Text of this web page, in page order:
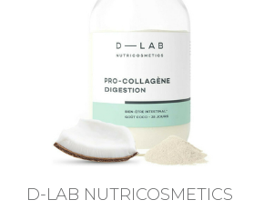
D-LAB NUTRICOSMETICS